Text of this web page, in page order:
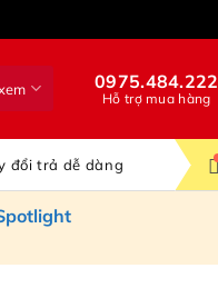
0975.484.222
Hỗ trợ mua hàng
đổi trả dễ dàng